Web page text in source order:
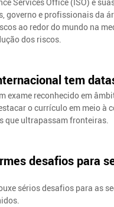
governo e profissionais da
ao redor do mundo na
dos riscos.
tem
exame reconhecido em
o currículo em meio à
que ultrapassam fronteiras.
desafios para
sérios desafios para as